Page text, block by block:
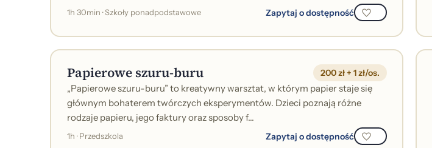
1h 30min · Szkoły ponadpodstawowe Zapytaj o dostępność
Papierowe szuru-buru 200 zł + 1 zł/os.
„Papierowe szuru-buru” to kreatywny warsztat, w którym papier staje się
głównym bohaterem twórczych eksperymentów. Dzieci poznają różne
rodzaje papieru, jego faktury oraz sposoby f...
1h · Przedszkola Zapytaj o dostępność